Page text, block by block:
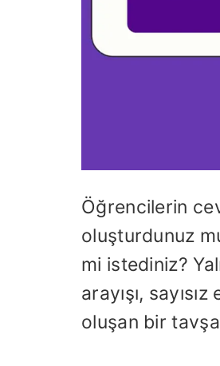
Öğrencilerin
oluşturdunuz
mi istediniz?
arayışı,
oluşan bir